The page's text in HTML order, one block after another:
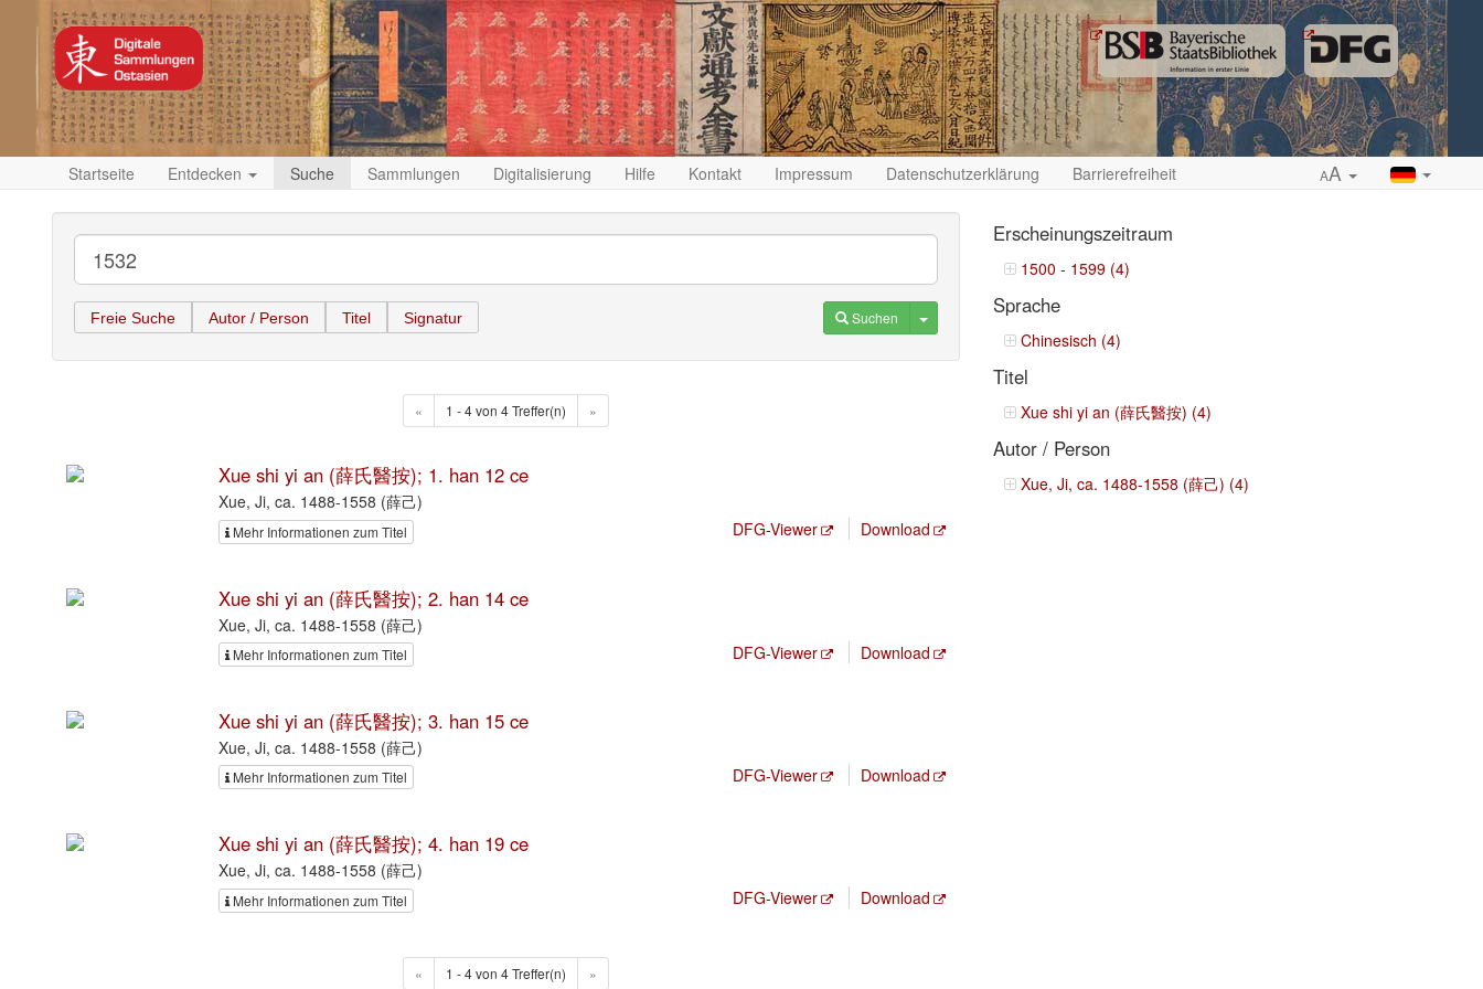
Startseite Entdecken Suche Sammlungen Digitalisierung Hilfe Kontakt Impressum Datenschutzerklärung Barrierefreiheit AA
Freie Suche Autor / Person Titel Signatur Suchen Toggle Dropdown
« 1 - 4 von 4 Treffer(n) »
Xue shi yi an (薛氏醫按); 1. han 12 ce
Xue, Ji, ca. 1488-1558 (薛己)
Mehr Informationen zum Titel DFG-Viewer Download
Xue shi yi an (薛氏醫按); 2. han 14 ce
Xue, Ji, ca. 1488-1558 (薛己)
Mehr Informationen zum Titel DFG-Viewer Download
Xue shi yi an (薛氏醫按); 3. han 15 ce
Xue, Ji, ca. 1488-1558 (薛己)
Mehr Informationen zum Titel DFG-Viewer Download
Xue shi yi an (薛氏醫按); 4. han 19 ce
Xue, Ji, ca. 1488-1558 (薛己)
Mehr Informationen zum Titel DFG-Viewer Download
« 1 - 4 von 4 Treffer(n) »
Erscheinungszeitraum
1500 - 1599 (4)
Sprache
Chinesisch (4)
Titel
Xue shi yi an (薛氏醫按) (4)
Autor / Person
Xue, Ji, ca. 1488-1558 (薛己) (4)